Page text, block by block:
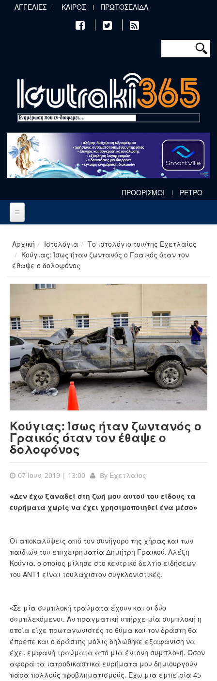
Παράκαμψη προς το κυρίως περιεχόμενο
ΑΓΓΕΛΙΕΣ ΚΑΙΡΟΣ ΠΡΩΤΟΣΕΛΙΔΑ
Φόρμα
Αναζήτηση
ΠΡΟΟΡΙΣΜΟΙ ΡΕΤΡΟ
Αρχική Ιστολόγια
Το ιστολόγιο του/της Εχετλαίος
Κούγιας: Ίσως ήταν ζωντανός ο Γραικός όταν τον
έθαψε ο δολοφόνος
Κούγιας: Ίσως ήταν ζωντανός ο
Γραικός όταν τον έθαψε ο
δολοφόνος
07 Ιουν, 2019 | 13:00 By Εχετλαίος
«Δεν έχω ξαναδεί στη ζωή μου αυτού του είδους τα
ευρήματα χωρίς να έχει χρησιμοποιηθεί ένα μέσο»
Οι αποκαλύψεις από τον συνήγορο της χήρας και των
παιδιών του επιχειρηματία Δημήτρη Γραικού, Αλέξη
Κούγια, ο οποίος μίλησε στο κεντρικό δελτίο ειδήσεων
του ΑΝΤ1 είναι τουλάχιστον συγκλονιστικές.
«Σε μία συμπλοκή τραύματα έχουν και οι δύο
συμπλεκόμενοι. Αν πραγματική υπήρχε μία συμπλοκή η
οποία είχε πρωταγωνιστές το θύμα και τον δράστη θα
έπρεπε και ο δράστης μόλις δηλώθηκε εξαφάνιση να
έχει εμφανή τραύματα από μία έντονη συμπλοκή. Όσον
αφορά τα ιατροδικαστικά ευρήματα μου δημιουργούν
πάρα πολλούς προβληματισμούς. Έχω μια εμπειρία 45